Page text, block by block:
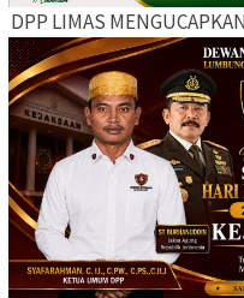
DPP LIMAS